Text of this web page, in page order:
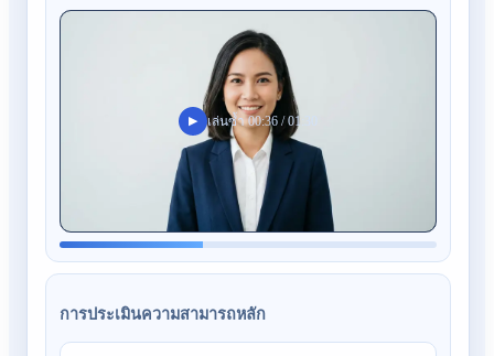
▶ เล่นซ้ำ 00:36 / 01:30
การประเมินความสามารถหลัก